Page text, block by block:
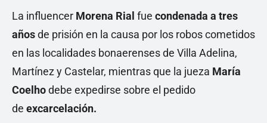
La influencer Morena Rial fue condenada a tres
añosde prisión en la causa por los robos cometidos
en las localidades bonaerenses de Villa Adelina,
Martínez y Castelar, mientras que la jueza María
Coelhodebe expedirse sobre el pedido
de excarcelación.